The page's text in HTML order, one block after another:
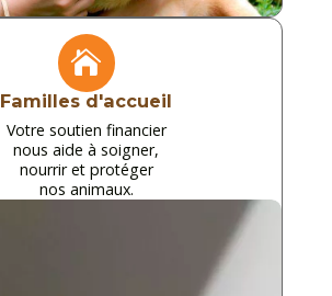

Familles d'accueil
Votre soutien financier
nous aide à soigner,
nourrir et protéger
nos animaux.